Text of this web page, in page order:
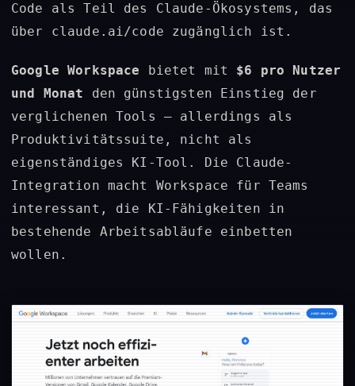
Code als Teil des Claude-Ökosystems, das
über claude.ai/code zugänglich ist.
Google Workspace bietet mit $6 pro Nutzer
und Monat den günstigsten Einstieg der
verglichenen Tools – allerdings als
Produktivitätssuite, nicht als
eigenständiges KI-Tool. Die Claude-
Integration macht Workspace für Teams
interessant, die KI-Fähigkeiten in
bestehende Arbeitsabläufe einbetten
wollen.